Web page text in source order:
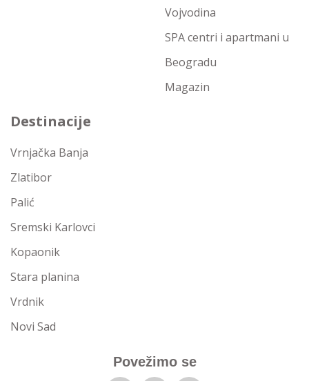
Vojvodina
SPA centri i apartmani u
Beogradu
Magazin
Destinacije
Vrnjačka Banja
Zlatibor
Palić
Sremski Karlovci
Kopaonik
Stara planina
Vrdnik
Novi Sad
Povežimo se